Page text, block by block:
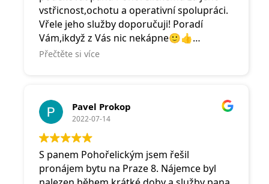
vstřicnost,ochotu a operativní spolupráci.
Vřele jeho služby doporučuji! Poradí
Vám,ikdyž z Vás nic nekápne🙂👍
Za mne je to makléř, který stojí korektně
prodávajícího? Což je za mne špatně..
S pozdravem,RP
Přečtěte si více
Pavel Prokop
2022-07-14
S panem Pohořelickým jsem řešil
pronájem bytu na Praze 8. Nájemce byl